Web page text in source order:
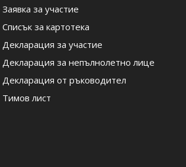
Заявка за участие
Списък за картотека
Декларация за участие
Декларация за непълнолетно лице
Декларация от ръководител
Тимов лист